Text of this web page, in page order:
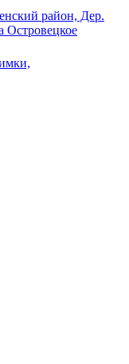
район, Дер.
Островецкое